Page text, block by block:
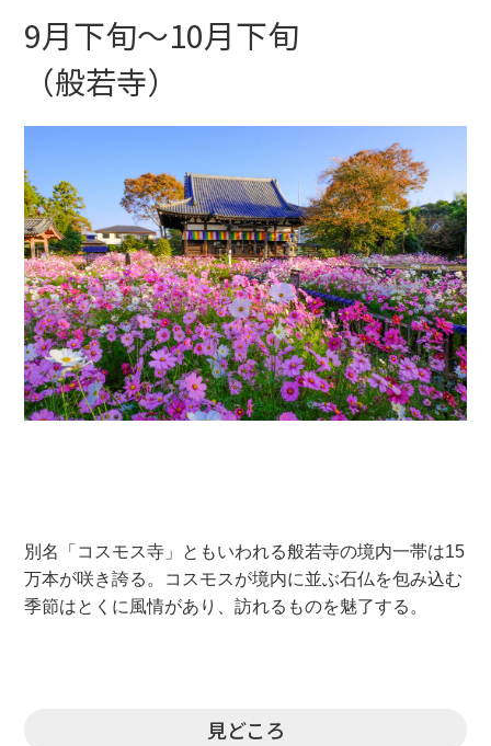
9月下旬～10月下旬
（般若寺）
別名「コスモス寺」ともいわれる般若寺の境内一帯は15
万本が咲き誇る。コスモスが境内に並ぶ石仏を包み込む
季節はとくに風情があり、訪れるものを魅了する。
見どころ